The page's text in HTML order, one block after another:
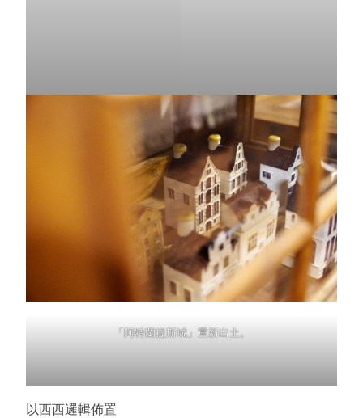
「阿特蘭提斯城」重新出土。
以西西邏輯佈置